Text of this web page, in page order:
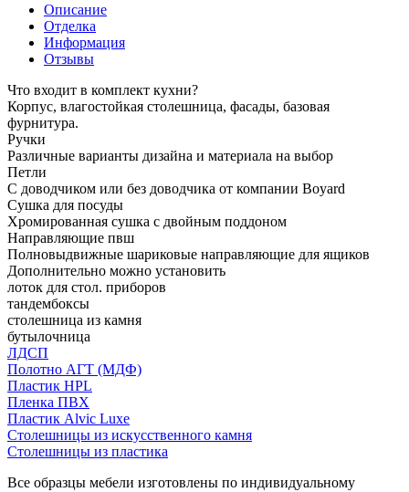
Описание
Отделка
Информация
Отзывы
Что входит в комплект кухни?
Корпус, влагостойкая столешница, фасады, базовая
фурнитура.
Ручки
Различные варианты дизайна и материала на выбор
Петли
С доводчиком или без доводчика от компании Boyard
Сушка для посуды
Хромированная сушка с двойным поддоном
Направляющие пвш
Полновыдвижные шариковые направляющие для ящиков
Дополнительно можно установить
лоток для стол. приборов
тандембоксы
столешница из камня
бутылочница
ЛДСП
Полотно АГТ (МДФ)
Пластик HPL
Пленка ПВХ
Пластик Alvic Luxe
Столешницы из искусственного камня
Столешницы из пластика
Все образцы мебели изготовлены по индивидуальному